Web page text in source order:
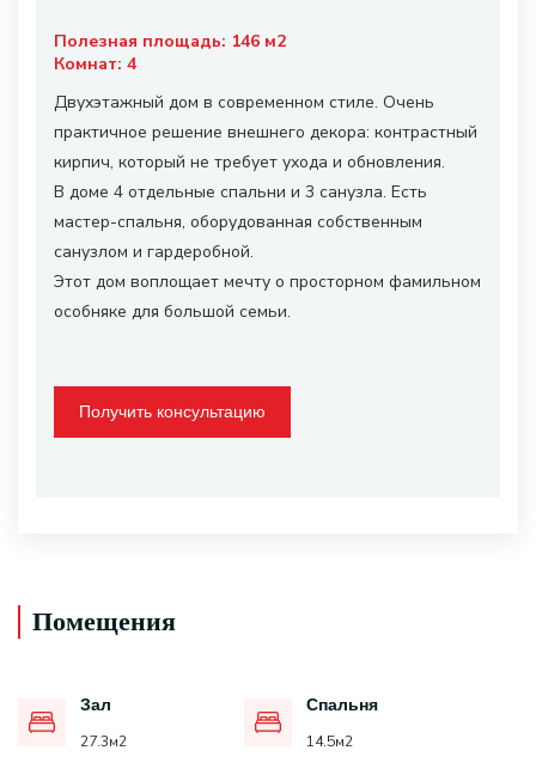
Полезная площадь: 146 м2
Комнат: 4
Двухэтажный дом в современном стиле. Очень
практичное решение внешнего декора: контрастный
кирпич, который не требует ухода и обновления.
В доме 4 отдельные спальни и 3 санузла. Есть
мастер-спальня, оборудованная собственным
санузлом и гардеробной.
Этот дом воплощает мечту о просторном фамильном
особняке для большой семьи.
Получить консультацию
Помещения
Зал
27.3м2
Спальня
14.5м2